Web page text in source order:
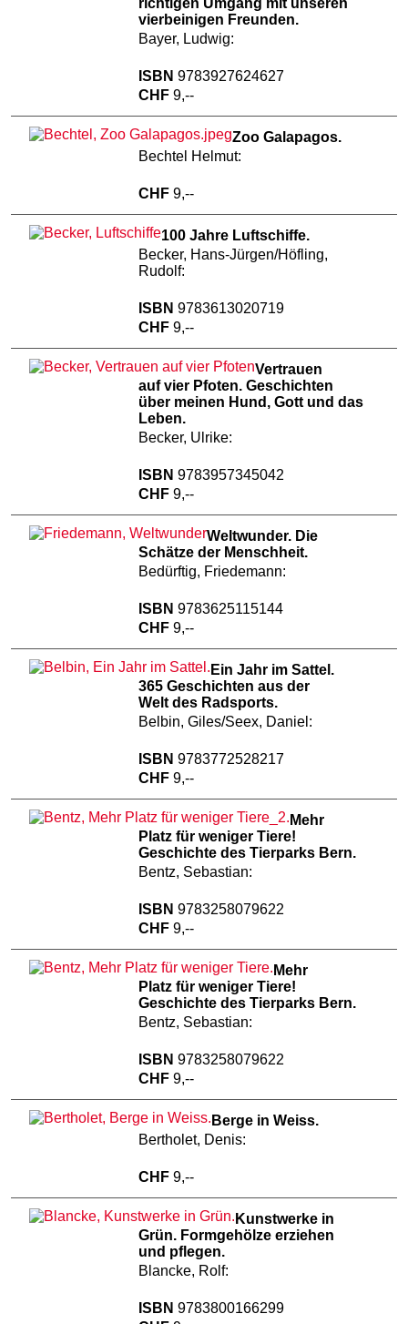
richtigen Umgang mit unseren
vierbeinigen Freunden.
Bayer, Ludwig:
ISBN 9783927624627
CHF 9,--
Zoo Galapagos.
Bechtel Helmut:
CHF 9,--
100 Jahre Luftschiffe.
Becker, Hans-Jürgen/Höfling,
Rudolf:
ISBN 9783613020719
CHF 9,--
Vertrauen
auf vier Pfoten. Geschichten
über meinen Hund, Gott und das
Leben.
Becker, Ulrike:
ISBN 9783957345042
CHF 9,--
Weltwunder. Die
Schätze der Menschheit.
Bedürftig, Friedemann:
ISBN 9783625115144
CHF 9,--
Ein Jahr im Sattel.
365 Geschichten aus der
Welt des Radsports.
Belbin, Giles/Seex, Daniel:
ISBN 9783772528217
CHF 9,--
Mehr
Platz für weniger Tiere!
Geschichte des Tierparks Bern.
Bentz, Sebastian:
ISBN 9783258079622
CHF 9,--
Mehr
Platz für weniger Tiere!
Geschichte des Tierparks Bern.
Bentz, Sebastian:
ISBN 9783258079622
CHF 9,--
Berge in Weiss.
Bertholet, Denis:
CHF 9,--
Kunstwerke in
Grün. Formgehölze erziehen
und pflegen.
Blancke, Rolf:
ISBN 9783800166299